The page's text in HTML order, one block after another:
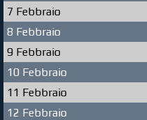
7 Febbraio
8 Febbraio
9 Febbraio
10 Febbraio
11 Febbraio
12 Febbraio